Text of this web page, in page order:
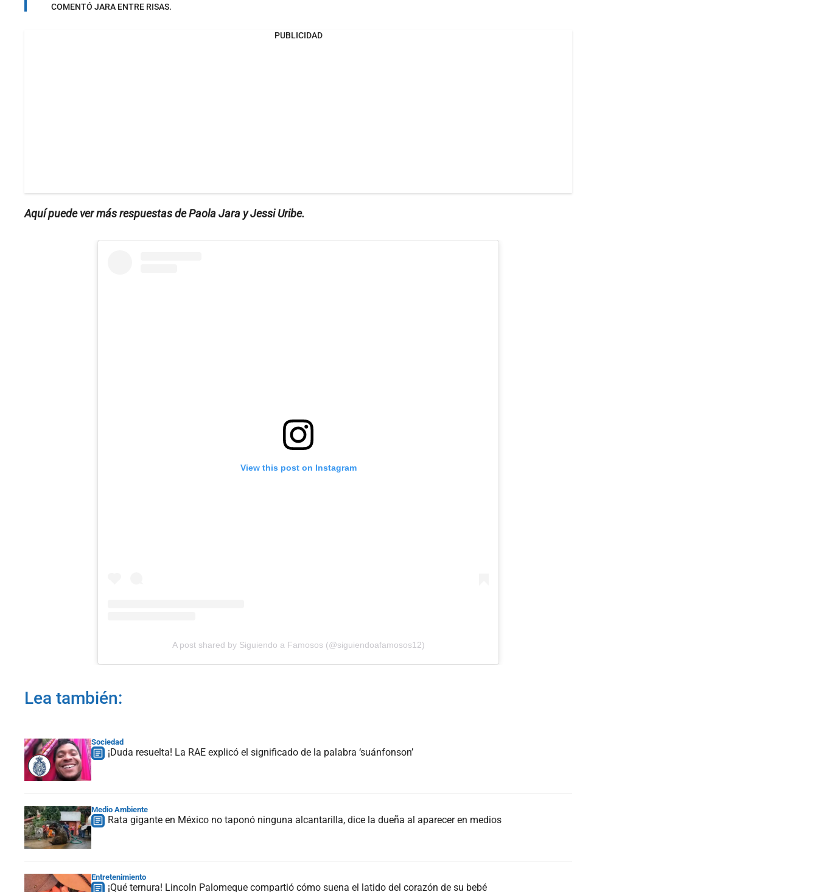
COMENTÓ JARA ENTRE RISAS.
PUBLICIDAD
Aquí puede ver más respuestas de Paola Jara y Jessi Uribe.
View this post on Instagram
A post shared by Siguiendo a Famosos (@siguiendoafamosos12)
Lea también:
Sociedad
¡Duda resuelta! La RAE explicó el significado de la palabra ‘suánfonson’
Medio Ambiente
Rata gigante en México no taponó ninguna alcantarilla, dice la dueña al aparecer en medios
Entretenimiento
¡Qué ternura! Lincoln Palomeque compartió cómo suena el latido del corazón de su bebé